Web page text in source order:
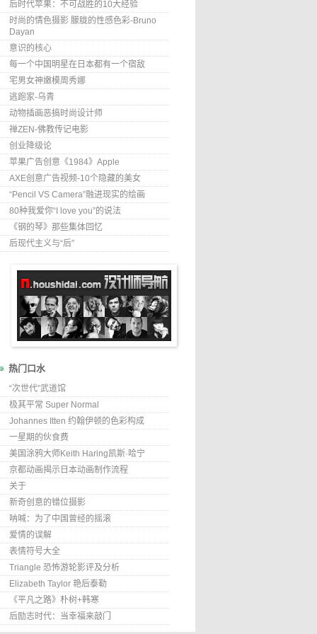
后时代苹果：不可战胜的10大经验
时尚的情色摄影 朦胧的性感色彩-Bruno
Dayan
意识的核心
每一个中国明星在日本都有一个宿敌
宅男女神嫩模周秀娜
逃跑家-乌青
动物插画恶搞时尚设计师
禅ZEN-佛教传记电影
创业降级论
苹果广告创意《1984》Apple
AXE创意广告视频-10个隐藏的美女
“Pencil VS Camera”融进现实的绘画
80种我爱你“I love you”的说法
《钢的琴》那些集体回忆
后现代主义与“后”
热门口水
“次世代”武道馆
极其平常 Super Normal
Johannes Itten 约翰伊顿的色彩构成
一星期的伙食费
美国涂鸦大师Keith Haring凯斯·哈宁
京都动画揭示日本动画制作流程
关于
新奇创意的错位摄影
呐喊：为了中国曾经的摇滚
爱情的误解
表情符号大全
Triangle 恐怖游轮影评及分析
Elizabeth Taylor 艳后泰勒
《平凡之路》朴树+韩寒
后励志时代：当幸福来敲门